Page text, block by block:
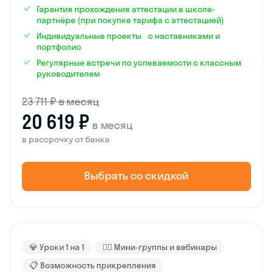
Гарантия прохождения аттестации в школе-
партнёре (при покупке тарифа с аттестацией)
Индивидуальные проекты с наставниками и
портфолио
Регулярные встречи по успеваемости с классным
руководителем
23 711 ₽ в месяц
20 619 ₽ в месяц
в рассрочку от банка
Выбрать со скидкой
💎 Уроки 1 на 1
🙋‍♂️ Мини-группы и вебинары
📋 Возможность прикрепления